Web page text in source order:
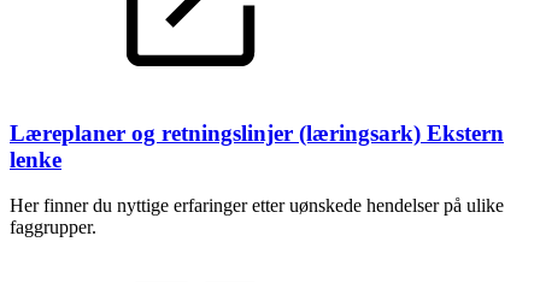
Læreplaner og retningslinjer (læringsark) Ekstern
lenke
Her finner du nyttige erfaringer etter uønskede hendelser på ulike
faggrupper.